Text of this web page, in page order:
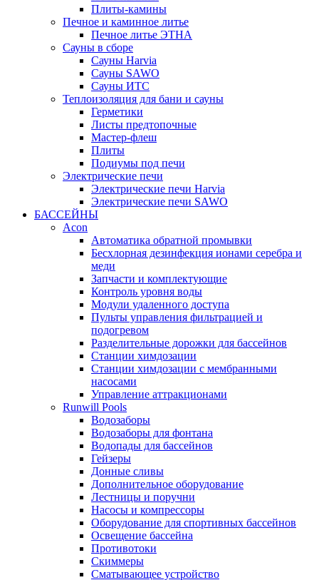
Плиты-камины
Печное и каминное литье
Печное литье ЭТНА
Сауны в сборе
Cауны Harvia
Сауны SAWO
Сауны ИТС
Теплоизоляция для бани и сауны
Герметики
Листы предтопочные
Мастер-флеш
Плиты
Подиумы под печи
Электрические печи
Электрические печи Harvia
Электрические печи SAWO
БАССЕЙНЫ
Acon
Автоматика обратной промывки
Беcхлорная дезинфекция ионами серебра и
меди
Запчасти и комплектующие
Контроль уровня воды
Модули удаленного доступа
Пульты управления фильтрацией и
подогревом
Разделительные дорожки для бассейнов
Станции химдозации
Станции химдозации с мембранными
насосами
Управление аттракционами
Runwill Pools
Водозаборы
Водозаборы для фонтана
Водопады для бассейнов
Гейзеры
Донные сливы
Дополнительное оборудование
Лестницы и поручни
Насосы и компрессоры
Оборудование для спортивных бассейнов
Освещение бассейна
Противотоки
Скиммеры
Сматывающее устройство